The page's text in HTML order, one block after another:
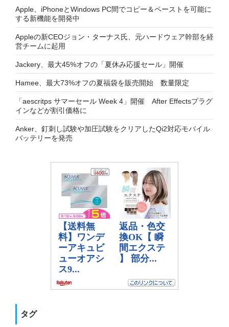
Apple、iPhoneとWindows PC間でコピー＆ペーストを可能に
する新機能を開発中
Appleの新CEOジョン・ターナス氏、元ハードウェア幹部を経
営チームに起用
Jackery、最大45%オフの「夏休み応援セール」開催
Hamee、最大73%オフの夏福袋を販売開始 数量限定
「aescritps サマーセール Week 4」開催 After Effectsプラグ
インなどが割引価格に
Anker、釘刺し試験や加圧試験をクリアしたQi2対応モバイル
バッテリーを発売
タグ